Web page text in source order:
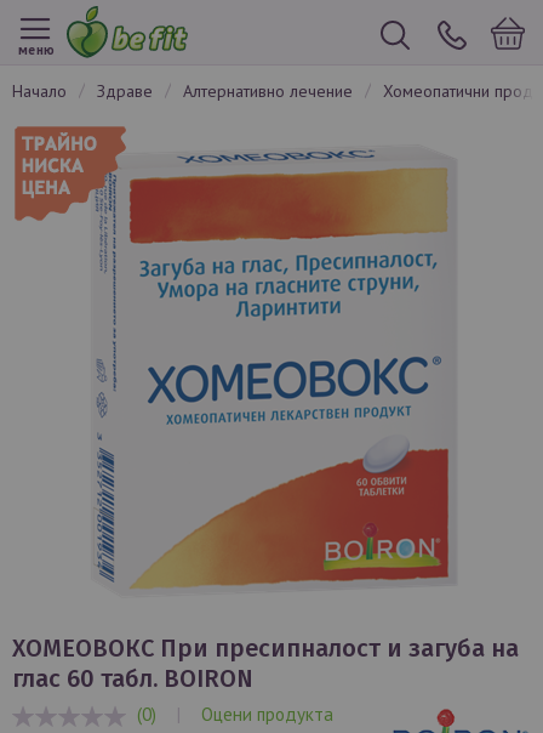
меню
начало здраве алтернативно лечение
хомеопатични
Преминете
към
края
изображенията
към
началото
на
галерия
ХОМЕОВОКС При пресипналост и загуба на
глас 60 табл. BOIRON
(0) |
Оцени продукта